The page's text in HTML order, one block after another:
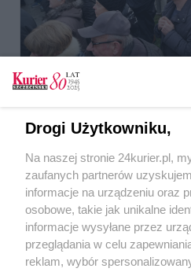
Drogi Użytkowniku,
Na naszej stronie 24kurier.pl,
zaufanych partnerów
informacje na urządzeniu oraz
osobowe, takie jak unikalne
informacje wysyłane przez
przeglądania w celu
reklam, wybór